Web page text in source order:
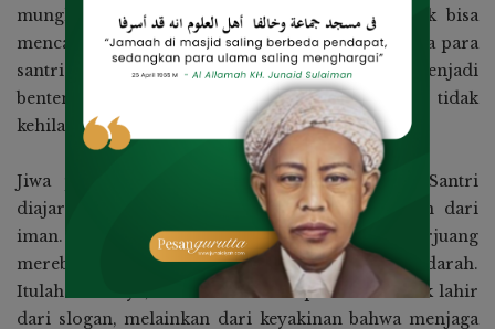
mungkin bisa merobohkan dinding, tetapi tidak bisa
mencabut akar nilai yang telah tumbuh dalam jiwa para
santri. Di tengah digitalisasi, pesantren tetap menjadi
benteng moral yang menjaga manusia agar tidak
kehilangan arah dan makna hidup.
Jiwa pesantren juga berarti cinta tanah air. Santri
diajarkan bahwa membela negeri adalah bagian dari
iman. Mereka meneladani para ulama yang berjuang
merebut kemerdekaan dengan doa, ilmu, dan darah.
Itulah sebabnya, cinta tanah air di pesantren tidak lahir
dari slogan, melainkan dari keyakinan bahwa menjaga